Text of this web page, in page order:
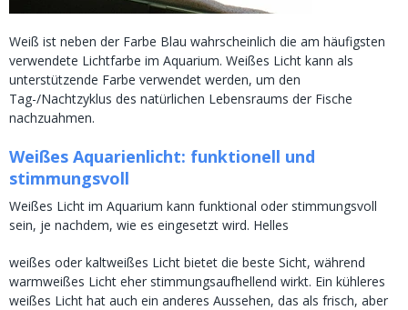
Weiß ist neben der Farbe Blau wahrscheinlich die am häufigsten
verwendete Lichtfarbe im Aquarium. Weißes Licht kann als
unterstützende Farbe verwendet werden, um den
Tag-/Nachtzyklus des natürlichen Lebensraums der Fische
nachzuahmen.
Weißes Aquarienlicht: funktionell und
stimmungsvoll
Weißes Licht im Aquarium kann funktional oder stimmungsvoll
sein, je nachdem, wie es eingesetzt wird. Helles
weißes oder kaltweißes Licht bietet die beste Sicht, während
warmweißes Licht eher stimmungsaufhellend wirkt. Ein kühleres
weißes Licht hat auch ein anderes Aussehen, das als frisch, aber